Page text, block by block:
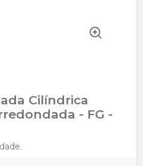
Cilíndrica
- FG -